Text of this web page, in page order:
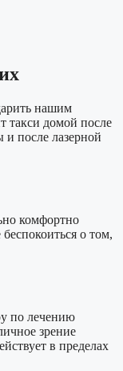
нашим
такси домой после
и после лазерной
комфортно
о том,
по лечению
зрение
в пределах